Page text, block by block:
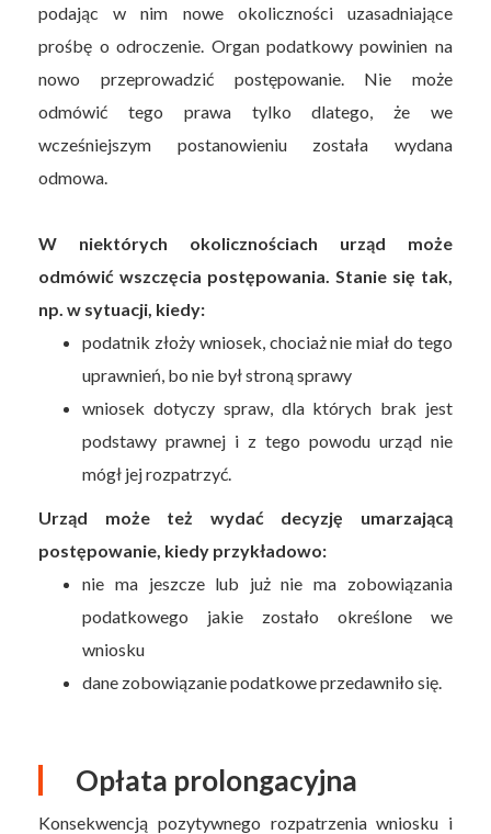
podając w nim nowe okoliczności uzasadniające
prośbę o odroczenie. Organ podatkowy powinien na
nowo przeprowadzić postępowanie. Nie może
odmówić tego prawa tylko dlatego, że we
wcześniejszym postanowieniu została wydana
odmowa.
W niektórych okolicznościach urząd może
odmówić wszczęcia postępowania. Stanie się tak,
np. w sytuacji, kiedy:
podatnik złoży wniosek, chociaż nie miał do tego
uprawnień, bo nie był stroną sprawy
wniosek dotyczy spraw, dla których brak jest
podstawy prawnej i z tego powodu urząd nie
mógł jej rozpatrzyć.
Urząd może też wydać decyzję umarzającą
postępowanie, kiedy przykładowo:
nie ma jeszcze lub już nie ma zobowiązania
podatkowego jakie zostało określone we
wniosku
dane zobowiązanie podatkowe przedawniło się.
Opłata prolongacyjna
Konsekwencją pozytywnego rozpatrzenia wniosku i